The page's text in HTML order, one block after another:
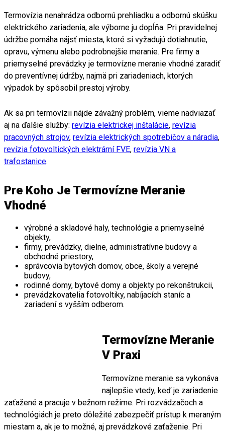
Termovízia nenahrádza odbornú prehliadku a odbornú skúšku
elektrického zariadenia, ale výborne ju dopĺňa. Pri pravidelnej
údržbe pomáha nájsť miesta, ktoré si vyžadujú dotiahnutie,
opravu, výmenu alebo podrobnejšie meranie. Pre firmy a
priemyselné prevádzky je termovízne meranie vhodné zaradiť
do preventívnej údržby, najmä pri zariadeniach, ktorých
výpadok by spôsobil prestoj výroby.
Ak sa pri termovízii nájde závažný problém, vieme nadviazať
aj na ďalšie služby: revízia elektrickej inštalácie, revízia
pracovných strojov, revízia elektrických spotrebičov a náradia,
revízia fotovoltických elektrární FVE, revízia VN a
trafostanice.
Pre Koho Je Termovízne Meranie
Vhodné
výrobné a skladové haly, technológie a priemyselné
objekty,
firmy, prevádzky, dielne, administratívne budovy a
obchodné priestory,
správcovia bytových domov, obce, školy a verejné
budovy,
rodinné domy, bytové domy a objekty po rekonštrukcii,
prevádzkovatelia fotovoltiky, nabíjacích staníc a
zariadení s vyšším odberom.
Termovízne Meranie
V Praxi
Termovízne meranie sa vykonáva
najlepšie vtedy, keď je zariadenie
zaťažené a pracuje v bežnom režime. Pri rozvádzačoch a
technológiách je preto dôležité zabezpečiť prístup k meraným
miestam a, ak je to možné, aj prevádzkové zaťaženie. Pri